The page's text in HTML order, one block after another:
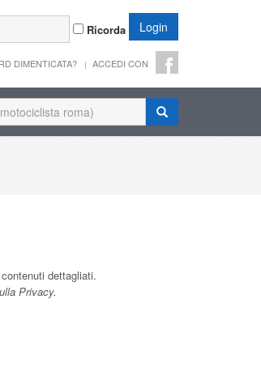
Ricorda Login
DIMENTICATA? ACCEDI CON
dettagliati.
Privacy.